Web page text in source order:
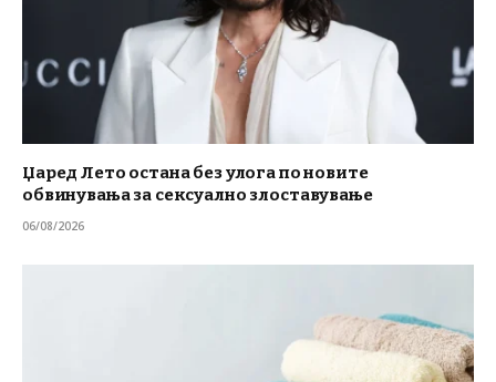
Џаред Лето остана без улога по новите
обвинувања за сексуално злоставување
06/08/2026